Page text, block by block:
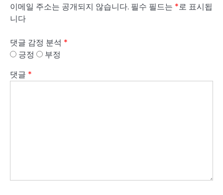
이메일 주소는 공개되지 않습니다. 필수 필드는 *로 표시됩
니다
댓글 감정 분석 *
긍정
부정
댓글 *